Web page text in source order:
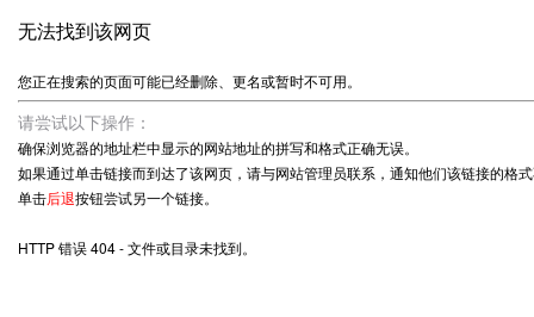
无法找到该网页
您正在搜索的页面可能已经删除、更名或暂时不可用。
请尝试以下操作：
确保浏览器的地址栏中显示的网站地址的拼写和格式正确无误。
如果通过单击链接而到达了该网页，请与网站管理员联系，通知他们该链接的格
单击后退按钮尝试另一个链接。
HTTP 错误 404 - 文件或目录未找到。